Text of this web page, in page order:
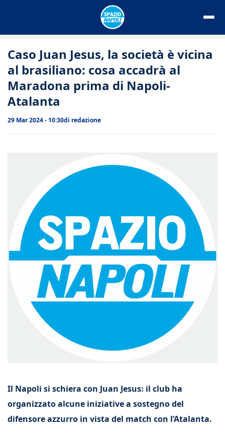
Caso Juan Jesus, la società è vicina
al brasiliano: cosa accadrà al
Maradona prima di Napoli-
Atalanta
29 Mar 2024 - 10:30di redazione
Il Napoli si schiera con Juan Jesus: il club ha
organizzato alcune iniziative a sostegno del
difensore azzurro in vista del match con l’Atalanta.